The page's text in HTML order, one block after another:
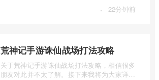
· 22分钟前
荒神记手游诛仙战场打法攻略
关于荒神记手游诛仙战场打法攻略，相信很多
朋友对此并不太了解。接下来我将为大家详细